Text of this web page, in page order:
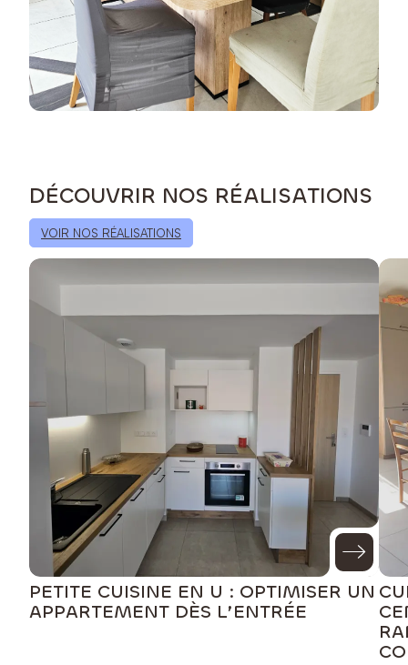
DÉCOUVRIR NOS RÉALISATIONS
VOIR NOS RÉALISATIONS
PETITE CUISINE EN U : OPTIMISER UN
APPARTEMENT DÈS L’ENTRÉE